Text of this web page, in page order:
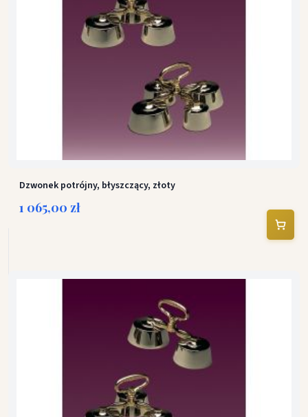
Dzwonek potrójny, błyszczący, złoty
1 065,00 zł